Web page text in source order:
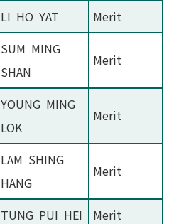
LI HO YAT Merit
SUM MING
SHAN
Merit
YOUNG MING
LOK
Merit
LAM SHING
HANG
Merit
TUNG PUI HEI
Merit